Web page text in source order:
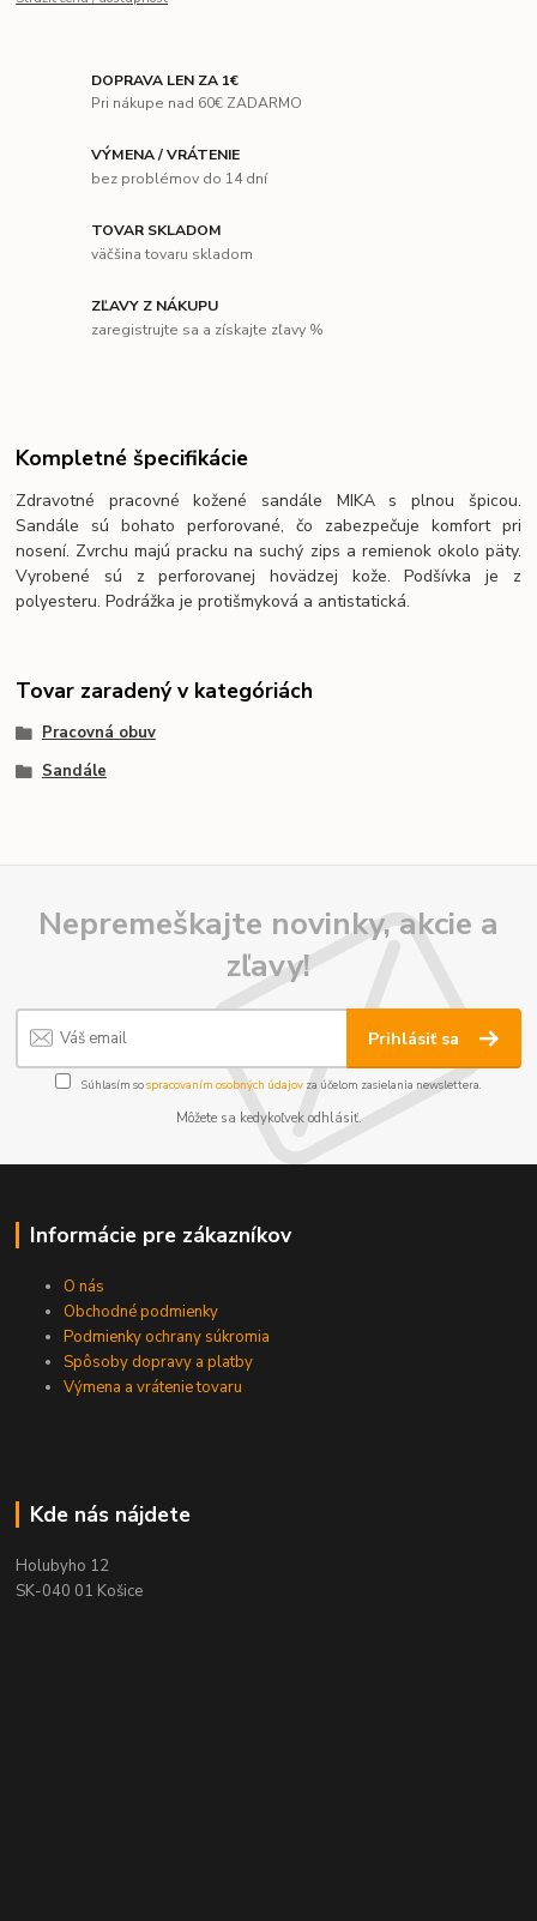
DOPRAVA LEN ZA 1€
Pri nákupe nad 60€ ZADARMO
VÝMENA / VRÁTENIE
bez problémov do 14 dní
TOVAR SKLADOM
väčšina tovaru skladom
ZĽAVY Z NÁKUPU
zaregistrujte sa a získajte zľavy %
Kompletné špecifikácie
Zdravotné pracovné kožené sandále MIKA s plnou špicou.
Sandále sú bohato perforované, čo zabezpečuje komfort pri
nosení. Zvrchu majú pracku na suchý zips a remienok okolo päty.
Vyrobené sú z perforovanej hovädzej kože. Podšívka je z
polyesteru. Podrážka je protišmyková a antistatická.
Tovar zaradený v kategóriách
Pracovná obuv
Sandále
Nepremeškajte novinky, akcie a
zľavy!
Prihlásiť sa
Súhlasím sospracovaním osobných údajov za účelom zasielania newslettera.
Môžete sa kedykoľvek odhlásiť.
Informácie pre zákazníkov
O nás
Obchodné podmienky
Podmienky ochrany súkromia
Spôsoby dopravy a platby
Výmena a vrátenie tovaru
Kde nás nájdete
Holubyho 12
SK-040 01 Košice